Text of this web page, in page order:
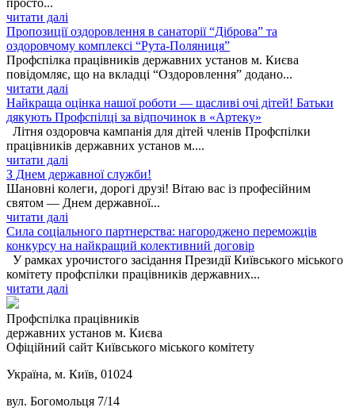
читати далі
Пропозиції оздоровлення в санаторії “Діброва” та
оздоровчому комплексі “Рута-Поляниця”
Профспілка працівників державних установ м. Києва
повідомляє, що на вкладці “Оздоровлення” додано...
читати далі
Найкраща оцінка нашої роботи — щасливі очі дітей! Батьки
дякують Профспілці за відпочинок в «Артеку»
Літня оздоровча кампанія для дітей членів Профспілки
працівників державних установ м....
читати далі
З Днем державної служби!
Шановні колеги, дорогі друзі! Вітаю вас із професійним
святом — Днем державної...
читати далі
Сила соціального партнерства: нагороджено переможців
конкурсу на найкращий колективний договір
У рамках урочистого засідання Президії Київського міського
комітету профспілки працівників державних...
читати далі
Профспілка працівників
державних установ м. Києва
Офіційний сайт Київського міського комітету
Україна, м. Київ, 01024
вул. Богомольця 7/14